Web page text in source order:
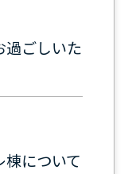
過ごしいた
について